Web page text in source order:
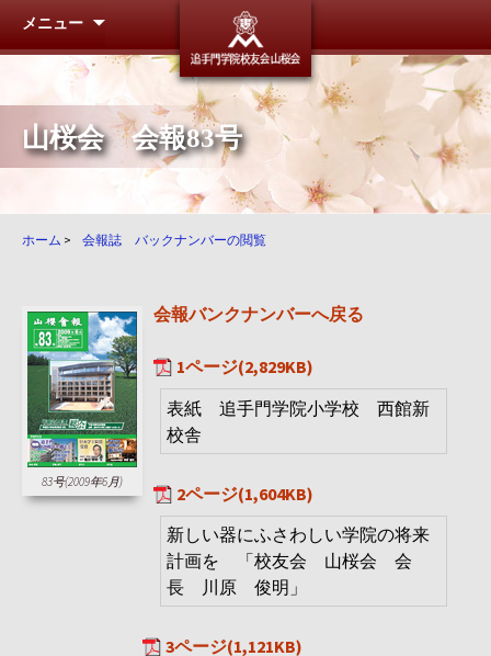
追手門学
メニュー
山桜会 会報83号
ホーム > 会報誌 バックナンバーの閲覧
83号(2009年6月)
会報バンクナンバーへ戻る
1ページ(2,829KB)
表紙 追手門学院小学校 西館新
校舎
2ページ(1,604KB)
新しい器にふさわしい学院の将来
計画を 「校友会 山桜会 会
長 川原 俊明」
3ページ(1,121KB)